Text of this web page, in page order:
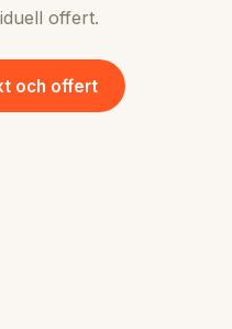
offert.
och offert